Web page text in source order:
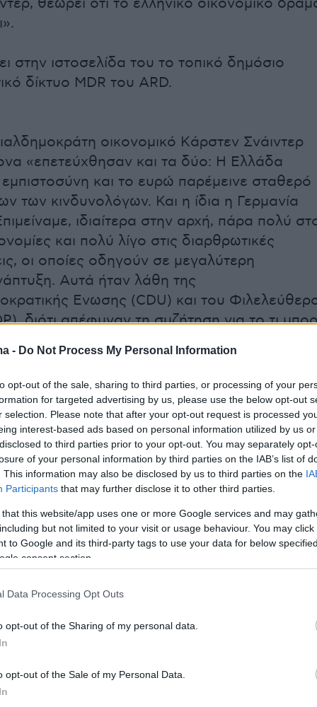
- Do Not Process My Personal Information
opt-out of the sale, sharing to third parties, or processing of your
for targeted advertising by us, please use the below opt-out
selection. Please note that after your opt-out request is processed
interest-based ads based on personal information utilized by us
to third parties prior to your opt-out. You may separately
of your personal information by third parties on the IAB’s list of
This information may also be disclosed by us to third parties on the
Participants that may further disclose it to other third parties.
that this website/app uses one or more Google services and may
but not limited to your visit or usage behaviour. You may
to Google and its third-party tags to use your data for below
consent section.
Data Processing Opt Outs
opt-out of the Sharing of my personal data.
opt-out of the Sale of my Personal Data.
θεωρεί ότι το ελληνικό οικονομικό
στην ιστοσελίδα του το τοπικό δημόσιο
δίκτυο MDR του ΑRD.
οικονομικό Kάρστεν Σνάιντερ
«επετεύχθησαν και τα δύο: Η Ελλάδα
και το ευρώ παρέμεινε σταθερό
των κινδυνολόγων. Και η ίδια η Γερμανία
ιδιαίτερα στην αρχή, πάρα πολύ
και πολύ λίγο στις διαρθρωτικές
οι οποίες οδηγούν σε μεγαλύτερη
Αυτά ήταν λάθη της
Ενωσης (CDU) και του
διότι απέφυγαν τη συζήτηση για το τι
Κίντλερ, ο οικονομικός εμπειρογνώμονας
δήλωσε στο MDR ότι τάσσεται «υπέρ των
του ελληνικού χρέους» και
«η λανθασμένη σκληρή πολιτική λιτότητας
την κρίση. Το ένα τρίτο των Ελλήνων
την φτώχεια και οι μισοί νέοι είναι άνεργοι.
τώρα αέρα για να αναπνεύσει και το
οικονομικός εμπειρογνώμονας του
θέματα προϋπολογισμού της κοινοβουλευτικής
και
CSU), δήλωσε στο MDR «αισιόδοξος ότι η
αγορά», ενώ για την βιωσιμότητα του
«η ανάλυση μεταβάλλεται εάν η ανάπτυξη